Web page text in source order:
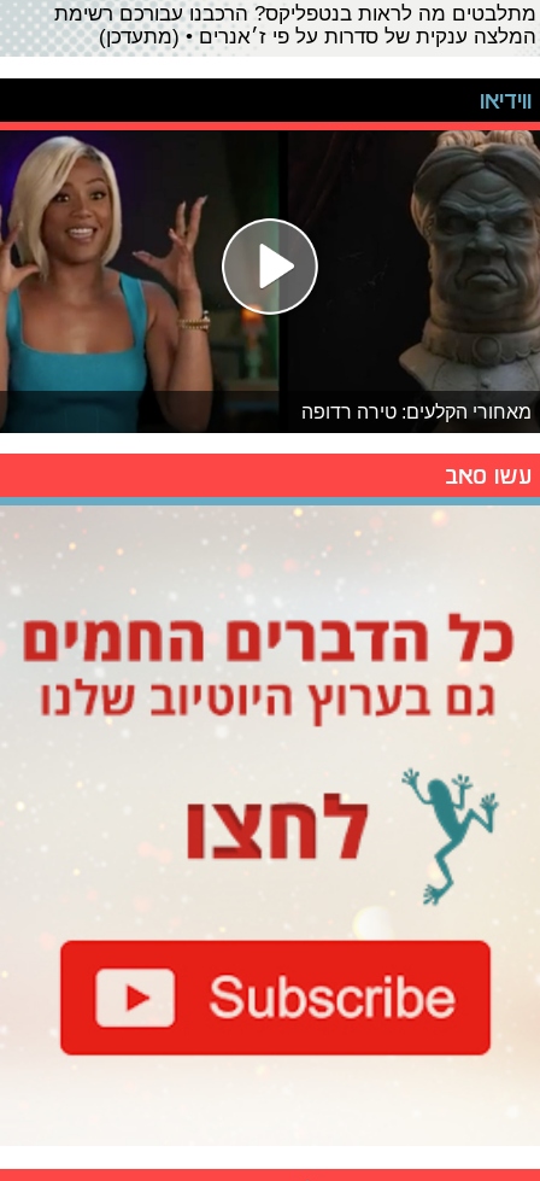
מתלבטים מה לראות בנטפליקס? הרכבנו עבורכם רשימת
המלצה ענקית של סדרות על פי ז׳אנרים • (מתעדכן)
ווידיאו
מאחורי הקלעים: טירה רדופה
עשו סאב